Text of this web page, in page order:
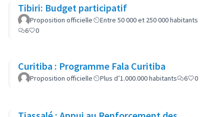
Tibiri: Budget participatif
Proposition officielle
Entre 50 000 et 250 000 habitants
6
0
Curitiba : Programme Fala Curitiba
Proposition officielle Plus d’1.000.000 habitants 6 0